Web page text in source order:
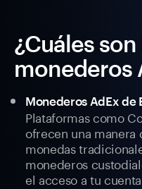
¿Cuáles
monederos
Monederos AdEx de
Plataformas como
ofrecen una
monedas
monederos
el acceso a tu